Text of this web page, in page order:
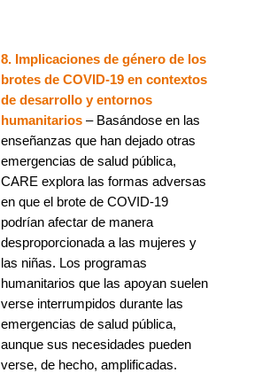
8. Implicaciones de género de los
brotes de COVID-19 en contextos
de desarrollo y entornos
humanitarios – Basándose en las
enseñanzas que han dejado otras
emergencias de salud pública,
CARE explora las formas adversas
en que el brote de COVID-19
podrían afectar de manera
desproporcionada a las mujeres y
las niñas. Los programas
humanitarios que las apoyan suelen
verse interrumpidos durante las
emergencias de salud pública,
aunque sus necesidades pueden
verse, de hecho, amplificadas.